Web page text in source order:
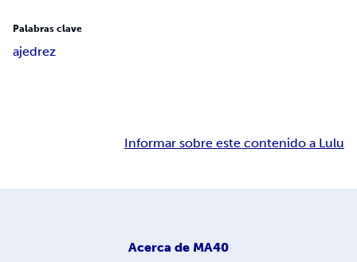
Palabras clave
ajedrez
Informar sobre este contenido a Lulu
Acerca de MA40